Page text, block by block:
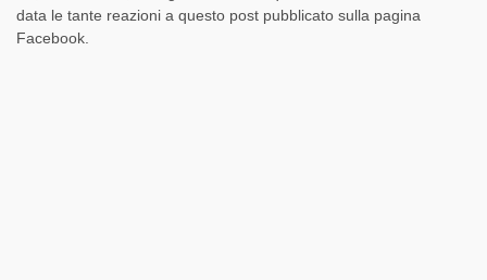
data le tante reazioni a questo post pubblicato sulla pagina
Facebook.